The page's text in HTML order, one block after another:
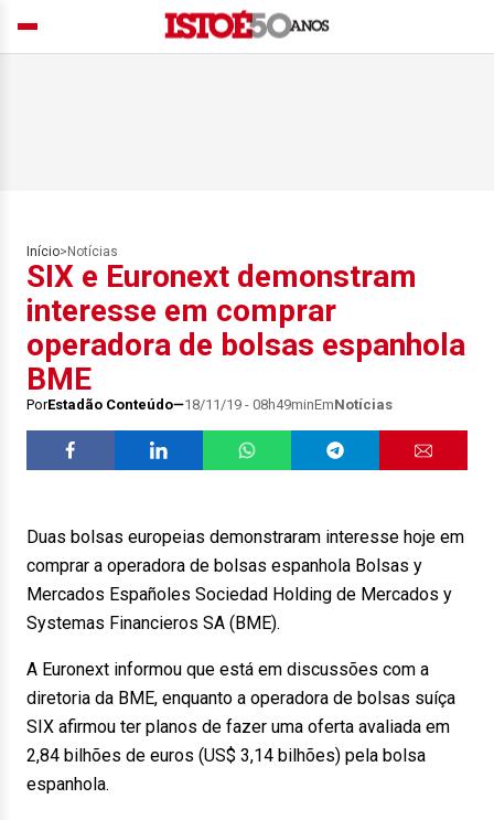
Início> Notícias
SIX e Euronext demonstram
interesse em comprar
operadora de bolsas espanhola
BME
PorEstadão Conteúdo 18/11/19 - 08h49minEmNotícias
Duas bolsas europeias demonstraram interesse hoje em
comprar a operadora de bolsas espanhola Bolsas y
Mercados Españoles Sociedad Holding de Mercados y
Systemas Financieros SA (BME).
A Euronext informou que está em discussões com a
diretoria da BME, enquanto a operadora de bolsas suíça
SIX afirmou ter planos de fazer uma oferta avaliada em
2,84 bilhões de euros (US$ 3,14 bilhões) pela bolsa
espanhola.